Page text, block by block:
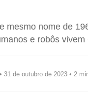
mesmo nome de
e robôs vivem
• 31 de outubro de 2023 • 2